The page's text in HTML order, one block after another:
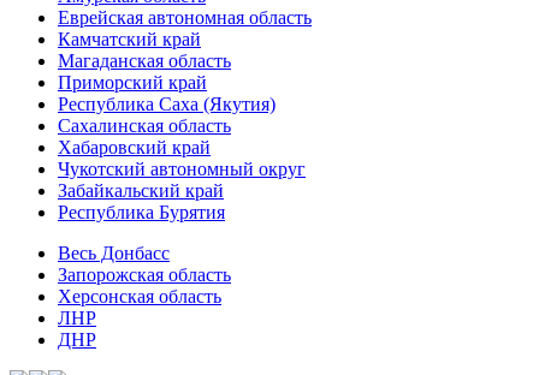
Еврейская автономная область
Камчатский край
Магаданская область
Приморский край
Республика Саха (Якутия)
Сахалинская область
Хабаровский край
Чукотский автономный округ
Забайкальский край
Республика Бурятия
Весь Донбасс
Запорожская область
Херсонская область
ЛНР
ДНР